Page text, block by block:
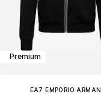
Premium
EA7 EMPORIO